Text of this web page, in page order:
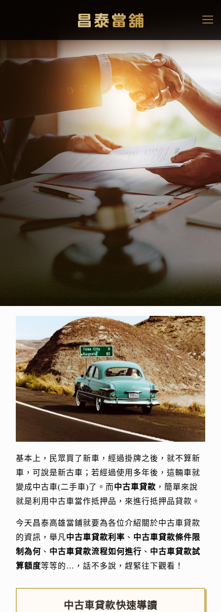
中古車貸款你應該要知道
的事！本篇詳解中古車貸
款試算利率、條件與流程
高雄當舖 當舖知識文章 >
中古車貸款你應該要知道的事！本篇
詳解中古車貸款試算利率、條件與流
基本上，民眾買了新車，經過掛牌之後，就不算新
車，可說是新古車；若經過使用多年後，這輛車就
變成中古車(二手車)了。而中古車貸款 ，簡單來說
就是利用中古車當作抵押品，來進行抵押品貸款。
今天昌泰高雄當鋪就要為各位介紹關於中古車貸款
的資訊，舉凡中古車貸款利率 、 中古車貸款條件限
制為何
、 中古車貸款流程如何進行 、 中古車貸款試
算額度等等的…，話不多說，趕緊往下觀看！
中古車貸款快速導讀